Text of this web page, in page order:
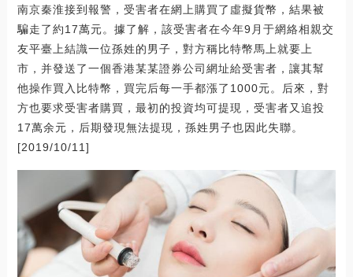
南京秦淮接到報警，受害者在網上購買了虛擬貨幣，結果被
騙走了約17萬元。據了解，該受害者在今年9月于網絡相親交
友平臺上結識一位孫姓的男子，對方稱比特幣馬上就要上
市，并發送了一個香港某某證券公司網址給受害者，讓其幫
他操作買入比特幣，買完后每一手都漲了1000元。后來，對
方也要求受害者購買，最初的投資均可提現，受害者又追投
17萬余元，后期發現無法提現，孫姓男子也因此失聯。
[2019/10/11]